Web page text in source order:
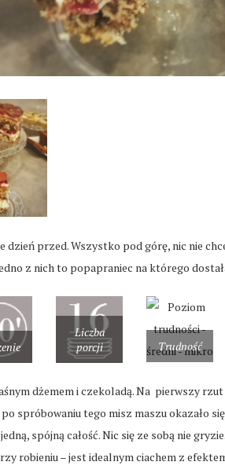
dzień przed. Wszystko pod górę, nic nie
z nich to popapraniec na którego
Liczba
porcji
Trudność
dżemem i czekoladą. Na pierwszy
spróbowaniu tego misz maszu okazało
spójną całość. Nic się ze sobą nie
robieniu – jest idealnym ciachem z